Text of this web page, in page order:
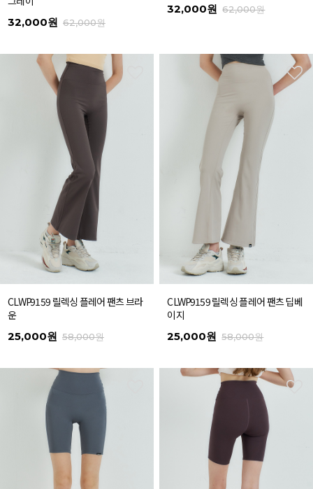
32,000원 62,000원
32,000원 62,000원
CLWP9159 릴렉싱 플레어 팬츠 브라
운
25,000원 58,000원
CLWP9159 릴렉싱 플레어 팬츠 딥베
이지
25,000원 58,000원